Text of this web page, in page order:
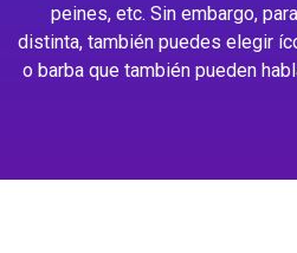
peines, etc. Sin embargo,
distinta, también puedes elegir
o barba que también pueden